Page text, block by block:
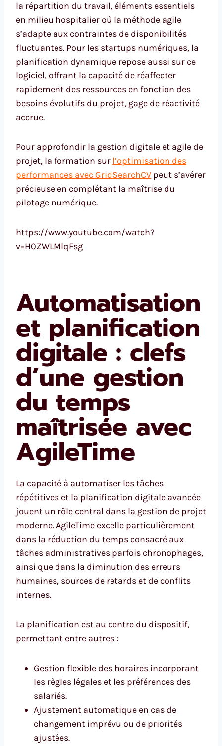
la répartition du travail, éléments essentiels
en milieu hospitalier où la méthode agile
s’adapte aux contraintes de disponibilités
fluctuantes. Pour les startups numériques, la
planification dynamique repose aussi sur ce
logiciel, offrant la capacité de réaffecter
rapidement des ressources en fonction des
besoins évolutifs du projet, gage de réactivité
accrue.
Pour approfondir la gestion digitale et agile de
projet, la formation sur l’optimisation des
performances avec GridSearchCV peut s’avérer
précieuse en complétant la maîtrise du
pilotage numérique.
https://www.youtube.com/watch?
v=H0ZWLMlqFsg
Automatisation
et planification
digitale : clefs
d’une gestion
du temps
maîtrisée avec
AgileTime
La capacité à automatiser les tâches
répétitives et la planification digitale avancée
jouent un rôle central dans la gestion de projet
moderne. AgileTime excelle particulièrement
dans la réduction du temps consacré aux
tâches administratives parfois chronophages,
ainsi que dans la diminution des erreurs
humaines, sources de retards et de conflits
internes.
La planification est au centre du dispositif,
permettant entre autres :
Gestion flexible des horaires incorporant
les règles légales et les préférences des
salariés.
Ajustement automatique en cas de
changement imprévu ou de priorités
ajustées.